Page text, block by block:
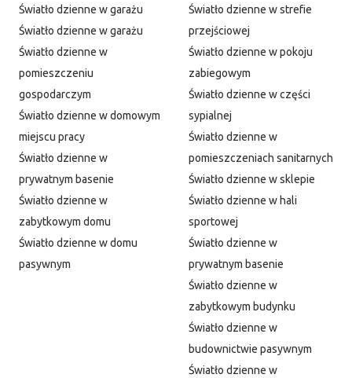
Światło dzienne w garażu
Światło dzienne w garażu
Światło dzienne w
pomieszczeniu
gospodarczym
Światło dzienne w domowym
miejscu pracy
Światło dzienne w
prywatnym basenie
Światło dzienne w
zabytkowym domu
Światło dzienne w domu
pasywnym
Światło dzienne w strefie
przejściowej
Światło dzienne w pokoju
zabiegowym
Światło dzienne w części
sypialnej
Światło dzienne w
pomieszczeniach sanitarnych
Światło dzienne w sklepie
Światło dzienne w hali
sportowej
Światło dzienne w
prywatnym basenie
Światło dzienne w
zabytkowym budynku
Światło dzienne w
budownictwie pasywnym
Światło dzienne w